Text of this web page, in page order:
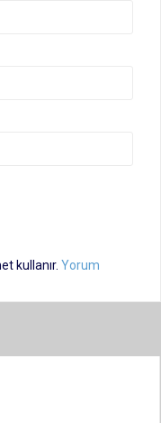
kullanır. Yorum